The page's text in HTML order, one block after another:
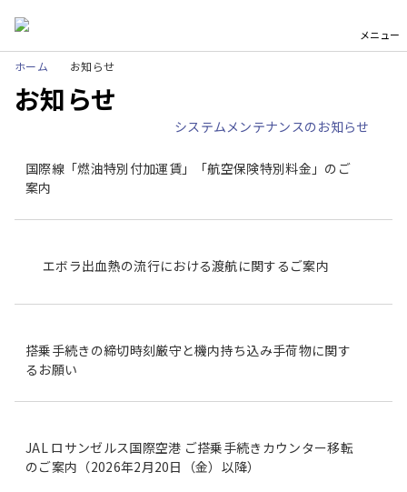
メニュー
ホーム お知らせ
お知らせ
システムメンテナンスのお知らせ
国際線「燃油特別付加運賃」「航空保険特別料金」のご
案内
エボラ出血熱の流行における渡航に関するご案内
搭乗手続きの締切時刻厳守と機内持ち込み手荷物に関す
るお願い
JAL ロサンゼルス国際空港 ご搭乗手続きカウンター移転
のご案内（2026年2月20日（金）以降）